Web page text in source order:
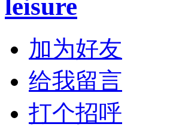
leisure
加为好友
给我留言
打个招呼